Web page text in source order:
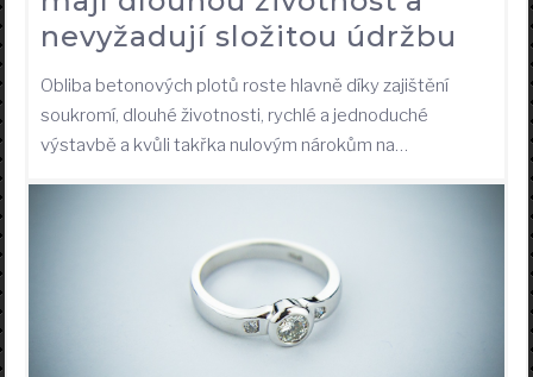
nevyžadují složitou údržbu
Obliba betonových plotů roste hlavně díky zajištění
soukromí, dlouhé životnosti, rychlé a jednoduché
výstavbě a kvůli takřka nulovým nárokům na…